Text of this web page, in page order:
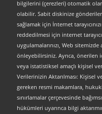
bilgilerini (çerezleri) otomatik
olabilir. Sabit diskinize
sağlamak için İnternet
reddedilmesi için internet
uygulamalarınızı, Web
önleyebilirsiniz. Ayrıca, önerilen
veya istatistiksel amaçlı kişisel
Verilerinizin Aktarılması: Kişisel
gereken resmi makamlara,
sınırlamalar çerçevesinde
hükümleri uyarınca bilgi